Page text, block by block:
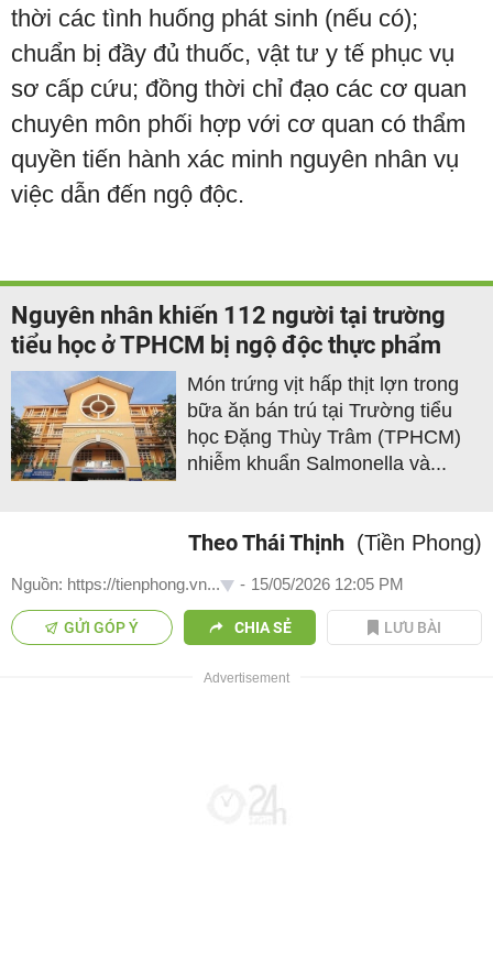
thời các tình huống phát sinh (nếu có);
chuẩn bị đầy đủ thuốc, vật tư y tế phục vụ
sơ cấp cứu; đồng thời chỉ đạo các cơ quan
chuyên môn phối hợp với cơ quan có thẩm
quyền tiến hành xác minh nguyên nhân vụ
việc dẫn đến ngộ độc.
Nguyên nhân khiến 112 người tại trường
tiểu học ở TPHCM bị ngộ độc thực phẩm
Món trứng vịt hấp thịt lợn trong
bữa ăn bán trú tại Trường tiểu
học Đặng Thùy Trâm (TPHCM)
nhiễm khuẩn Salmonella và...
Theo Thái Thịnh (Tiền Phong)
Nguồn: https://tienphong.vn... - 15/05/2026 12:05 PM
GỬI GÓP Ý CHIA SẺ LƯU BÀI